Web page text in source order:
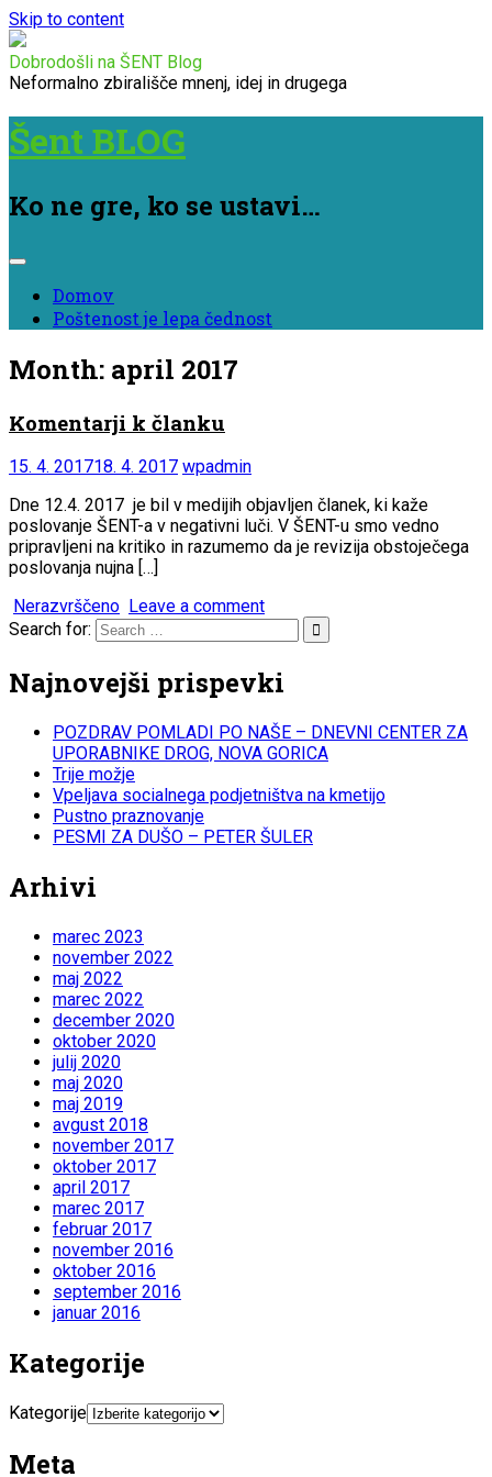
Skip to content
Dobrodošli na ŠENT Blog
Neformalno zbirališče mnenj, idej in drugega
Šent BLOG
Ko ne gre, ko se ustavi…
Domov
Poštenost je lepa čednost
Month: april 2017
Komentarji k članku
15. 4. 201718. 4. 2017 wpadmin
Dne 12.4. 2017 je bil v medijih objavljen članek, ki kaže
poslovanje ŠENT-a v negativni luči. V ŠENT-u smo vedno
pripravljeni na kritiko in razumemo da je revizija obstoječega
poslovanja nujna […]
Nerazvrščeno Leave a comment
Search for:
Najnovejši prispevki
POZDRAV POMLADI PO NAŠE – DNEVNI CENTER ZA
UPORABNIKE DROG, NOVA GORICA
Trije možje
Vpeljava socialnega podjetništva na kmetijo
Pustno praznovanje
PESMI ZA DUŠO – PETER ŠULER
Arhivi
marec 2023
november 2022
maj 2022
marec 2022
december 2020
oktober 2020
julij 2020
maj 2020
maj 2019
avgust 2018
november 2017
oktober 2017
april 2017
marec 2017
februar 2017
november 2016
oktober 2016
september 2016
januar 2016
Kategorije
Kategorije
Meta